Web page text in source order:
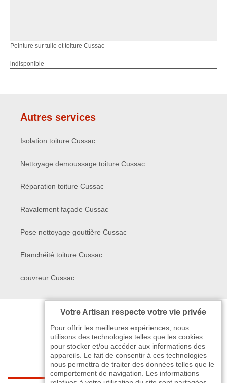
Peinture sur tuile et toiture Cussac
indisponible
Autres services
Isolation toiture Cussac
Nettoyage demoussage toiture Cussac
Réparation toiture Cussac
Ravalement façade Cussac
Pose nettoyage gouttière Cussac
Etanchéité toiture Cussac
couvreur Cussac
Votre Artisan respecte votre vie privée
Pour offrir les meilleures expériences, nous
utilisons des technologies telles que les cookies
pour stocker et/ou accéder aux informations des
appareils. Le fait de consentir à ces technologies
nous permettra de traiter des données telles que le
comportement de navigation. Les informations